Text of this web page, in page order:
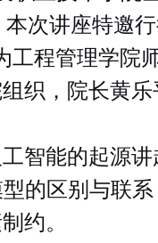
本次讲座特邀
工程管理学院
织，院长黄
能的起源讲
的区别与联
约。